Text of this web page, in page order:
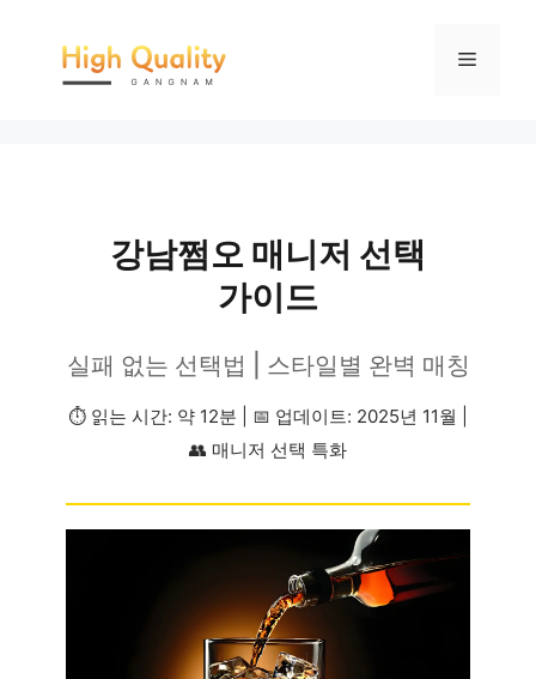
강남쩜오 매니저 선택
가이드
실패 없는 선택법 | 스타일별 완벽 매칭
⏱️ 읽는 시간: 약 12분 | 📅 업데이트: 2025년 11월 |
👥 매니저 선택 특화